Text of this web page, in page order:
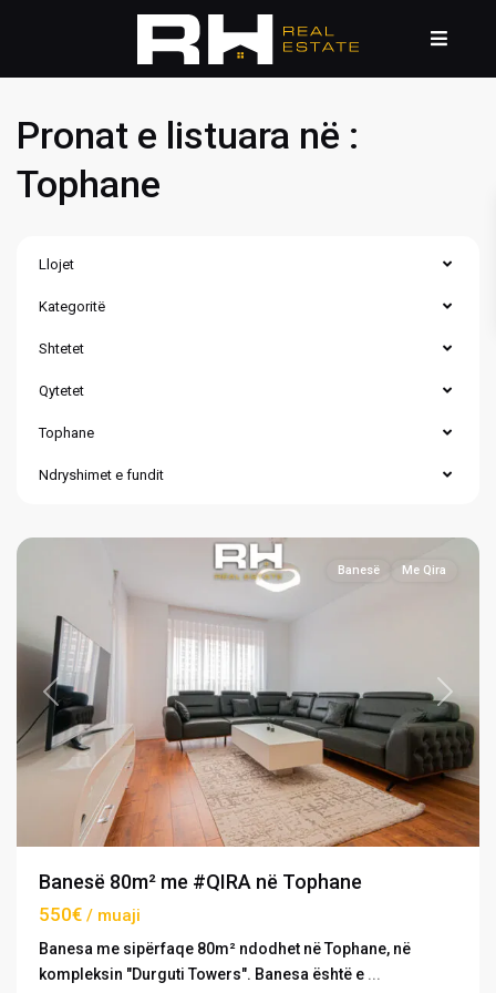
Pronat e listuara në :
Tophane
Llojet
Kategoritë
Shtetet
Qytetet
Tophane
Ndryshimet e fundit
Previous Next
Banesë Me Qira
Banesë 80m² me #QIRA në Tophane
550€ / muaji
Banesa me sipërfaqe 80m² ndodhet në Tophane, në
kompleksin "Durguti Towers". Banesa është e ...